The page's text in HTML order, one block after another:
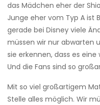
das Mädchen eher der
Junge eher vom Typ A ist
gerade bei Disney viele
müssen wir nur abwarten
sie erkennen, dass es
Und die Fans sind so
Mit so viel großartigem
Stelle alles möglich. Wir